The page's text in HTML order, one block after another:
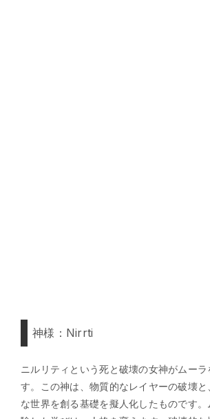
神様：Nirrti
ニルリティという死と破壊の女神がムーラ
す。この神は、物質的なレイヤーの破壊
な世界を創る基礎を擬人化したものです